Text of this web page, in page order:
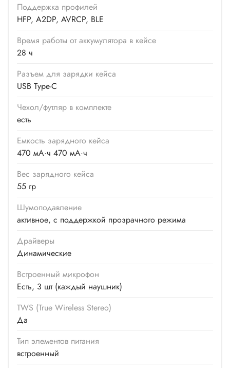
Поддержка профилей
HFP, A2DP, AVRCP, BLE
Время работы от аккумулятора в кейсе
28 ч
Разъем для зарядки кейса
USB Type-C
Чехол/футляр в комплекте
есть
Емкость зарядного кейса
470 мА·ч 470 мА·ч
Вес зарядного кейса
55 гр
Шумоподавление
активное, с поддержкой прозрачного режима
Драйверы
Динамические
Встроенный микрофон
Есть, 3 шт (каждый наушник)
TWS (True Wireless Stereo)
Да
Тип элементов питания
встроенный